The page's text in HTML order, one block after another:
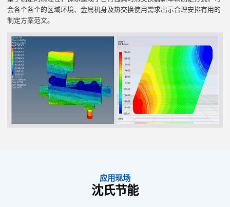
会各个各个的区域环境、金属机身及热交换使用需求出示合理安排有用的
制定方案范文。
应用现场
沈氏节能